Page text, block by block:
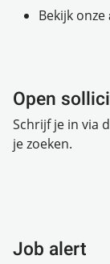
Bekijk onze
Open
Schrijf je in via
je zoeken.
Job alert